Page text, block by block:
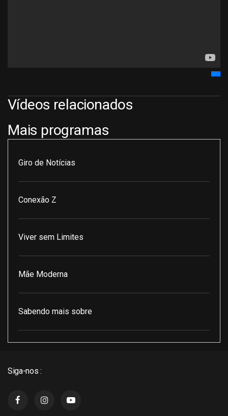
Vídeos relacionados
Mais programas
Giro de Notícias
Conexão Z
Viver sem Limites
Mãe Moderna
Sabendo mais sobre
Siga-nos :